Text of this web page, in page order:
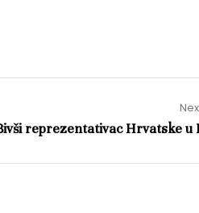
reprezentativac Hrvatske u